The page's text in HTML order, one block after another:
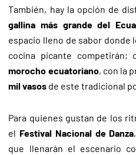
También, hay la opción de
gallina más grande del
espacio lleno de sabor donde
cocina picante competirán;
morocho ecuatoriano, con la
mil vasos de este tradicional
Para quienes gustan de los
el Festival Nacional de Danza
que llenarán el escenario